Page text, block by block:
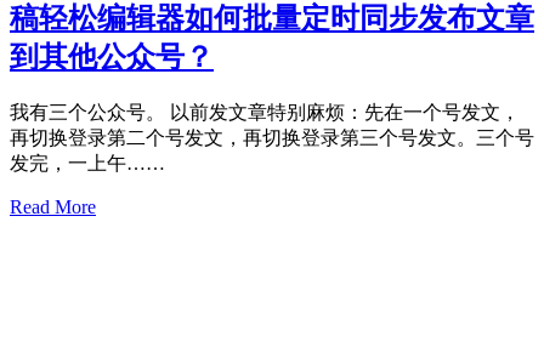
稿轻松编辑器如何批量定时同步发布文章
到其他公众号？
我有三个公众号。 以前发文章特别麻烦：先在一个号发文，
再切换登录第二个号发文，再切换登录第三个号发文。三个号
发完，一上午……
Read More